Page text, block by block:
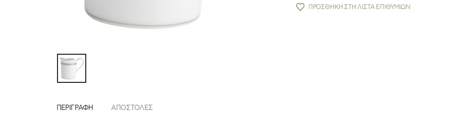
ΠΡΟΣΘΉΚΗ ΣΤΗ ΛΊΣΤΑ ΕΠΙΘΥΜΙΏΝ
ΠΕΡΙΓΡΑΦΉ ΑΠΟΣΤΟΛΕΣ